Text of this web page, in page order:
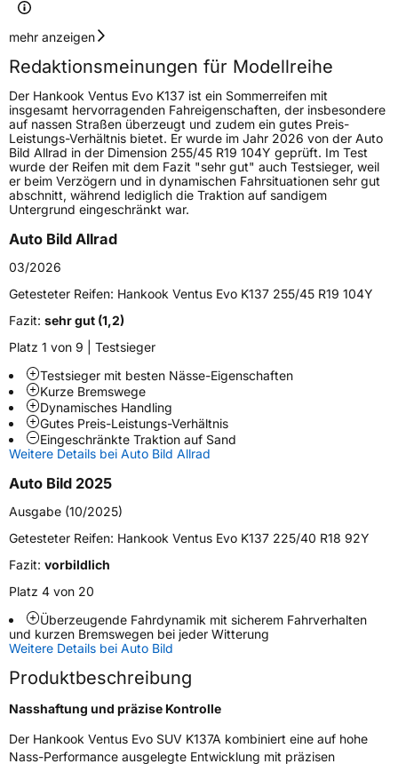
Geschwindigkeitsindex
Lastindex 100
Höchstlast800 kg
Generelle Merkmale
FahrzeugtypSUV
Verwendung
Sommerreifen
ModellnameVentus Evo SUV K137A
Fahrzeugart
Weitere Eigenschaften
ZustandNeureifen
Empfohlen für VW(+)
EU Label
EffizienzA
NasshaftungA
Rollgeräusch (dB) 68
FahrzeugklasseC1
3PMSF / Schneeflockensymbol / Alpine-Symbol
EPREL ID1818565
mehr anzeigen
Redaktionsmeinungen für Modellreihe
Der Hankook Ventus Evo K137 ist ein Sommerreifen mit
insgesamt hervorragenden Fahreigenschaften, der insbesondere
auf nassen Straßen überzeugt und zudem ein gutes Preis-
Leistungs-Verhältnis bietet. Er wurde im Jahr 2026 von der Auto
Bild Allrad in der Dimension 255/45 R19 104Y geprüft. Im Test
wurde der Reifen mit dem Fazit "sehr gut" auch Testsieger, weil
er beim Verzögern und in dynamischen Fahrsituationen sehr gut
abschnitt, während lediglich die Traktion auf sandigem
Untergrund eingeschränkt war.
Auto Bild Allrad
03/2026
Getesteter Reifen: Hankook Ventus Evo K137 255/45 R19 104Y
Fazit: sehr gut (1,2)
Platz 1 von 9 | Testsieger
Testsieger mit besten Nässe-Eigenschaften
Kurze Bremswege
Dynamisches Handling
Gutes Preis-Leistungs-Verhältnis
Eingeschränkte Traktion auf Sand
Weitere Details bei Auto Bild Allrad
Auto Bild 2025
Ausgabe (10/2025)
Getesteter Reifen: Hankook Ventus Evo K137 225/40 R18 92Y
Fazit: vorbildlich
Platz 4 von 20
Überzeugende Fahrdynamik mit sicherem Fahrverhalten
und kurzen Bremswegen bei jeder Witterung
Weitere Details bei Auto Bild
Produktbeschreibung
Nasshaftung und präzise Kontrolle
Der Hankook Ventus Evo SUV K137A kombiniert eine auf hohe
Nass-Performance ausgelegte Entwicklung mit präzisen